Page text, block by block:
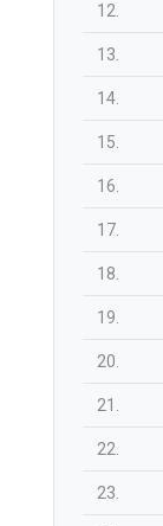
12.
13.
14.
15.
16.
17.
18.
19.
20.
21.
22.
23.